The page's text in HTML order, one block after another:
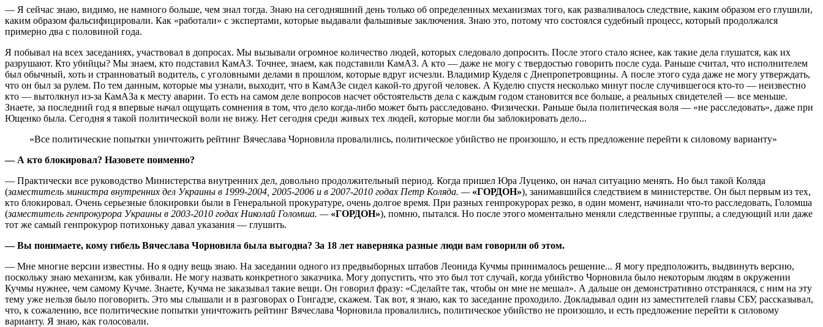
— Я сейчас знаю, видимо, не намного больше, чем знал тогда. Знаю на сегодняшний день только об определенных механизмах того, как разваливалось следствие, каким образом его глушили,
каким образом фальсифицировали. Как «работали» с экспертами, которые выдавали фальшивые заключения. Знаю это, потому что состоялся судебный процесс, который продолжался
примерно два с половиной года.
Я побывал на всех заседаниях, участвовал в допросах. Мы вызывали огромное количество людей, которых следовало допросить. После этого стало яснее, как такие дела глушатся, как их
разрушают. Кто убийцы? Мы знаем, кто подставил КамАЗ. Точнее, знаем, как подставили КамАЗ. А кто — даже не могу с твердостью говорить после суда. Раньше считал, что исполнителем
был обычный, хоть и странноватый водитель, с уголовными делами в прошлом, которые вдруг исчезли. Владимир Куделя с Днепропетровщины. А после этого суда даже не могу утверждать,
что он был за рулем. По тем данным, которые мы узнали, выходит, что в КамАЗе сидел какой-то другой человек. А Куделю спустя несколько минут после случившегося кто-то — неизвестно
кто — вытолкнул из-за КамАЗа к месту аварии. То есть на самом деле вопросов насчет обстоятельств дела с каждым годом становится все больше, а реальных свидетелей — все меньше.
Знаете, за последний год я впервые начал ощущать сомнения в том, что дело когда-либо может быть расследовано. Физически. Раньше была политическая воля — «не расследовать», даже при
Ющенко была. Сегодня я такой политической воли не вижу. Нет сегодня среди живых тех людей, которые могли бы заблокировать дело...
«Все политические попытки уничтожить рейтинг Вячеслава Чорновила провалились, политическое убийство не произошло, и есть предложение перейти к силовому варианту»
— А кто блокировал? Назовете поименно?
— Практически все руководство Министерства внутренних дел, довольно продолжительный период. Когда пришел Юра Луценко, он начал ситуацию менять. Но был такой Коляда
(заместитель министра внутренних дел Украины в 1999-2004, 2005-2006 и в 2007-2010 годах Петр Коляда. — «ГОРДОН»), занимавшийся следствием в министерстве. Он был первым из тех,
кто блокировал. Очень серьезные блокировки были в Генеральной прокуратуре, очень долгое время. При разных генпрокурорах резко, в один момент, начинали что-то расследовать, Голомша
(заместитель генпрокурора Украины в 2003-2010 годах Николай Голомша. — «ГОРДОН»), помню, пытался. Но после этого моментально меняли следственные группы, а следующий или даже
тот же самый генпрокурор потихоньку давал указания — глушить.
— Вы понимаете, кому гибель Вячеслава Чорновила была выгодна? За 18 лет наверняка разные люди вам говорили об этом.
— Мне многие версии известны. Но я одну вещь знаю. На заседании одного из предвыборных штабов Леонида Кучмы принималось решение... Я могу предположить, выдвинуть версию,
поскольку знаю механизм, как убивали. Не могу назвать конкретного заказчика. Могу допустить, что это был тот случай, когда убийство Чорновила было некоторым людям в окружении
Кучмы нужнее, чем самому Кучме. Знаете, Кучма не заказывал такие вещи. Он говорил фразу: «Сделайте так, чтобы он мне не мешал». А дальше он демонстративно отстранялся, с ним на эту
тему уже нельзя было поговорить. Это мы слышали и в разговорах о Гонгадзе, скажем. Так вот, я знаю, как то заседание проходило. Докладывал один из заместителей главы СБУ, рассказывал,
что, к сожалению, все политические попытки уничтожить рейтинг Вячеслава Чорновила провалились, политическое убийство не произошло, и есть предложение перейти к силовому
варианту. Я знаю, как голосовали.